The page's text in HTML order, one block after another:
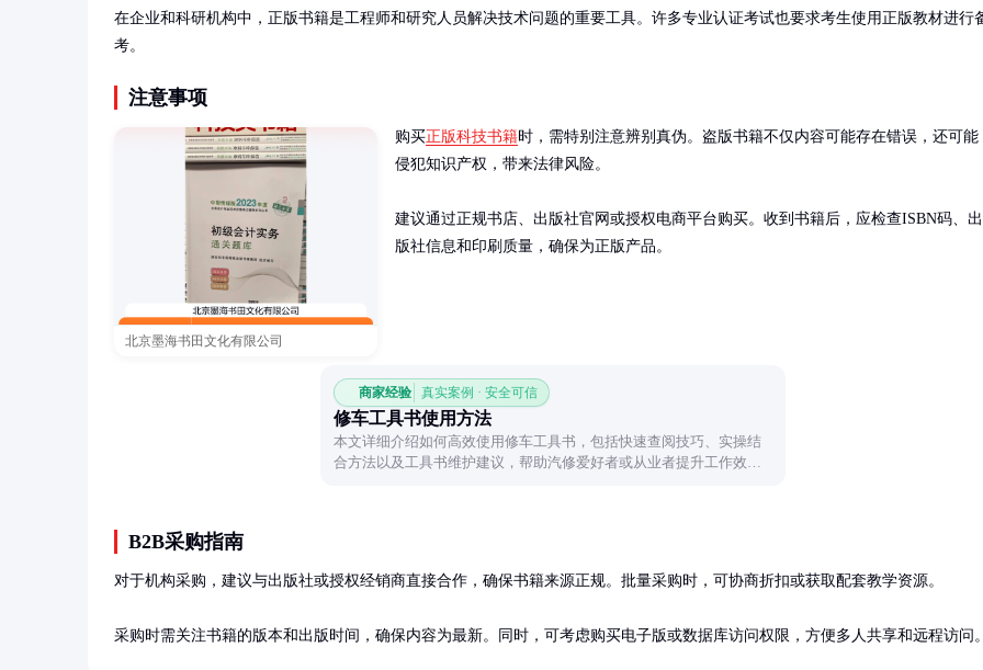
在企业和科研机构中，正版书籍是工程师和研究人员解决技术问题的重要工具。许多专业认证考试也要求考生使用正版教材进行
考。
注意事项
北京墨海书田文化有限公司
购买正版科技书籍时，需特别注意辨别真伪。盗版书籍不仅内容可能存在错误，还可能
侵犯知识产权，带来法律风险。
建议通过正规书店、出版社官网或授权电商平台购买。收到书籍后，应检查ISBN码、出
版社信息和印刷质量，确保为正版产品。
商家经验 真实案例 · 安全可信
修车工具书使用方法
本文详细介绍如何高效使用修车工具书，包括快速查阅技巧、实操结
合方法以及工具书维护建议，帮助汽修爱好者或从业者提升工作效
B2B采购指南
对于机构采购，建议与出版社或授权经销商直接合作，确保书籍来源正规。批量采购时，可协商折扣或获取配套教学资源。
采购时需关注书籍的版本和出版时间，确保内容为最新。同时，可考虑购买电子版或数据库访问权限，方便多人共享和远程访问